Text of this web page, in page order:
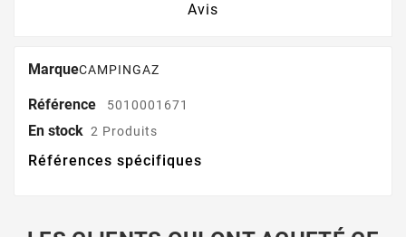
Avis
MarqueCAMPINGAZ
Référence 5010001671
En stock 2 Produits
Références spécifiques